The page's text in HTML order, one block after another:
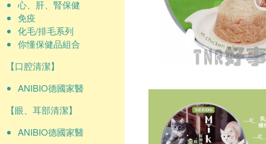
心、肝、腎保健
免疫
化毛/排毛系列
你懂保健品組合
【口腔清潔】
ANIBIO德國家醫
【眼、耳部清潔】
ANIBIO德國家醫